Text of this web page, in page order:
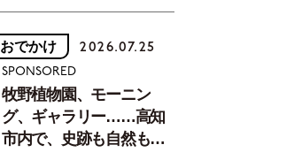
おでかけ 2026.07.25
SPONSORED
牧野植物園、モーニン
グ、ギャラリー……高知
市内で、史跡も自然もグ